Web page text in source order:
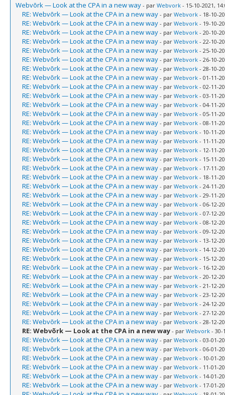
Webvõrk — Look at the CPA in a new way - par Webvork - 15-10-2021,
RE: Webvõrk — Look at the CPA in a new way - par Webvork - 18-10-
RE: Webvõrk — Look at the CPA in a new way - par Webvork - 19-10-
RE: Webvõrk — Look at the CPA in a new way - par Webvork - 20-10-
RE: Webvõrk — Look at the CPA in a new way - par Webvork - 22-10-
RE: Webvõrk — Look at the CPA in a new way - par Webvork - 25-10-
RE: Webvõrk — Look at the CPA in a new way - par Webvork - 26-10-
RE: Webvõrk — Look at the CPA in a new way - par Webvork - 28-10-
RE: Webvõrk — Look at the CPA in a new way - par Webvork - 01-11-
RE: Webvõrk — Look at the CPA in a new way - par Webvork - 02-11-
RE: Webvõrk — Look at the CPA in a new way - par Webvork - 03-11-
RE: Webvõrk — Look at the CPA in a new way - par Webvork - 04-11-
RE: Webvõrk — Look at the CPA in a new way - par Webvork - 05-11-
RE: Webvõrk — Look at the CPA in a new way - par Webvork - 08-11-
RE: Webvõrk — Look at the CPA in a new way - par Webvork - 10-11-
RE: Webvõrk — Look at the CPA in a new way - par Webvork - 11-11-
RE: Webvõrk — Look at the CPA in a new way - par Webvork - 12-11-
RE: Webvõrk — Look at the CPA in a new way - par Webvork - 15-11-
RE: Webvõrk — Look at the CPA in a new way - par Webvork - 17-11-
RE: Webvõrk — Look at the CPA in a new way - par Webvork - 18-11-
RE: Webvõrk — Look at the CPA in a new way - par Webvork - 24-11-
RE: Webvõrk — Look at the CPA in a new way - par Webvork - 29-11-
RE: Webvõrk — Look at the CPA in a new way - par Webvork - 06-12-
RE: Webvõrk — Look at the CPA in a new way - par Webvork - 07-12-
RE: Webvõrk — Look at the CPA in a new way - par Webvork - 08-12-
RE: Webvõrk — Look at the CPA in a new way - par Webvork - 09-12-
RE: Webvõrk — Look at the CPA in a new way - par Webvork - 13-12-
RE: Webvõrk — Look at the CPA in a new way - par Webvork - 14-12-
RE: Webvõrk — Look at the CPA in a new way - par Webvork - 15-12-
RE: Webvõrk — Look at the CPA in a new way - par Webvork - 16-12-
RE: Webvõrk — Look at the CPA in a new way - par Webvork - 20-12-
RE: Webvõrk — Look at the CPA in a new way - par Webvork - 21-12-
RE: Webvõrk — Look at the CPA in a new way - par Webvork - 23-12-
RE: Webvõrk — Look at the CPA in a new way - par Webvork - 24-12-
RE: Webvõrk — Look at the CPA in a new way - par Webvork - 27-12-
RE: Webvõrk — Look at the CPA in a new way - par Webvork - 28-12-
RE: Webvõrk — Look at the CPA in a new way - par Webvork - 30-
RE: Webvõrk — Look at the CPA in a new way - par Webvork - 03-01-
RE: Webvõrk — Look at the CPA in a new way - par Webvork - 06-01-
RE: Webvõrk — Look at the CPA in a new way - par Webvork - 10-01-
RE: Webvõrk — Look at the CPA in a new way - par Webvork - 11-01-
RE: Webvõrk — Look at the CPA in a new way - par Webvork - 14-01-
RE: Webvõrk — Look at the CPA in a new way - par Webvork - 17-01-